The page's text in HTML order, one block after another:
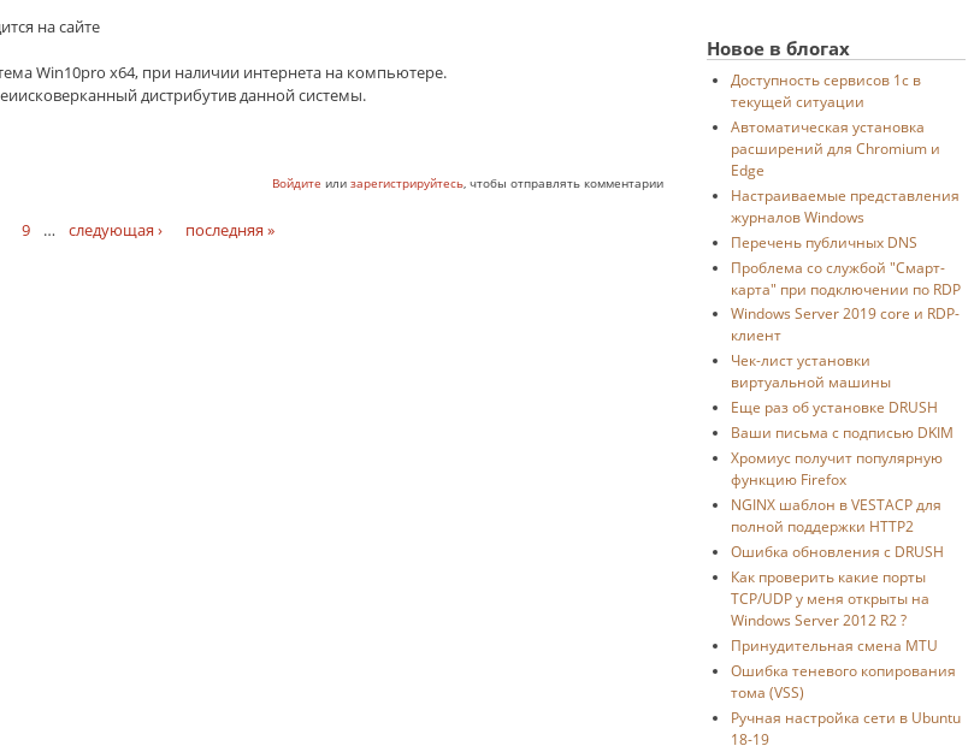
на сайте
Win10pro x64, при наличии интернета на компьютере.
дистрибутив данной системы.
Войдите или зарегистрируйтесь, чтобы отправлять комментарии
9 … следующая › последняя »
Новое в блогах
Доступность сервисов 1с в
текущей ситуации
Автоматическая установка
расширений для Chromium и
Edge
Настраиваемые представления
журналов Windows
Перечень публичных DNS
Проблема со службой "Смарт-
карта" при подключении по RDP
Windows Server 2019 core и RDP-
клиент
Чек-лист установки
виртуальной машины
Еще раз об установке DRUSH
Ваши письма с подписью DKIM
Хромиус получит популярную
функцию Firefox
NGINX шаблон в VESTACP для
полной поддержки HTTP2
Ошибка обновления с DRUSH
Как проверить какие порты
TCP/UDP у меня открыты на
Windows Server 2012 R2 ?
Принудительная смена MTU
Ошибка теневого копирования
тома (VSS)
Ручная настройка сети в Ubuntu
18-19